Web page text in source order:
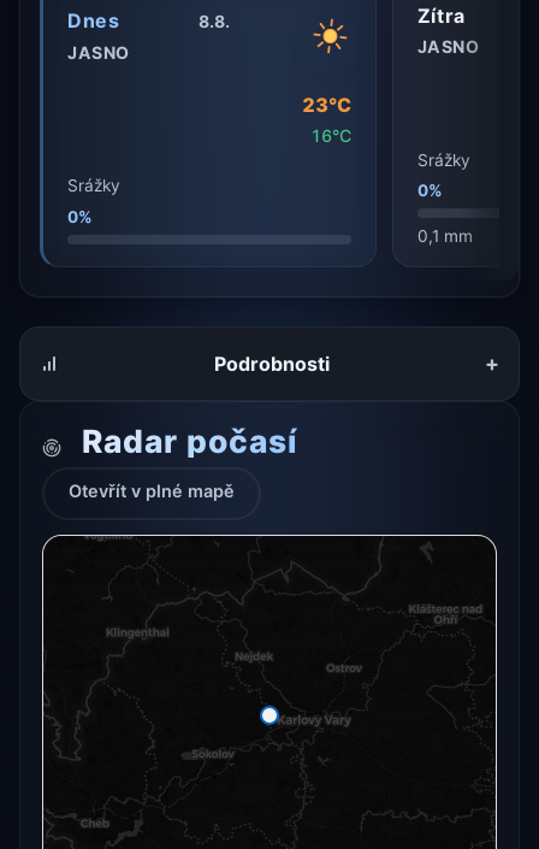
Dnes
8.8.
JASNO
23°C
16°C
Srážky
0%
Zítra
JASNO
Srážky
0%
0,1 mm
Podrobnosti +
Radar počasí
Otevřít v plné mapě
Radarový snímek momentálně není dostupný.
Otevřít v plné mapě
Zkusit znovu
Otevřít v plné mapě →